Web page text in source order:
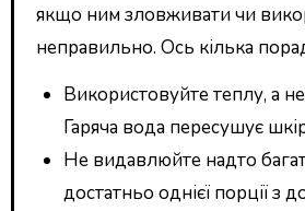
якщо ним зловживати чи
неправильно. Ось кілька
Використовуйте теплу, а
Гаряча вода пересушує
Не видавлюйте надто
достатньо однієї порції з